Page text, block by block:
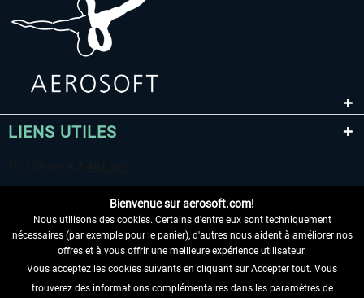
LIENS UTILES
RENONCER AU CONTRAT ICI
Bienvenue sur aerosoft.com!
Nous utilisons des cookies. Certains d'entre eux sont techniquement
nécessaires (par exemple pour le panier), d'autres nous aident à améliorer nos
offres et à vous offrir une meilleure expérience utilisateur.
Vous acceptez les cookies suivants en cliquant sur Accepter tout. Vous
trouverez des informations complémentaires dans les paramètres de